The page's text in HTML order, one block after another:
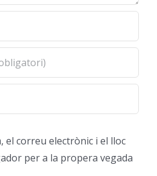
el correu electrònic i el lloc
per a la propera vegada